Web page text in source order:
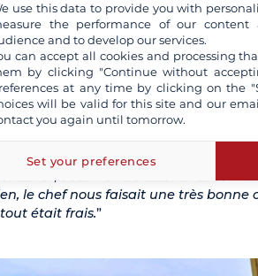
embarqué venait tout juste d’être
bateau était incroyable, il venait
que ce que j’imaginais ou que sur
belle."
à rendre cettecroisière en
espace extérieur où ils pouvaient
également l’
ambiance conviviale
et on s’est tous très bien
à lui, s’est montré attentif et
le chef nous faisait une très bonne
était frais.”
use this data to provide you with
the performance of our
and to develop our services.
can accept all cookies and processing
by clicking "Continue without
at any time by clicking on the
will be valid for this site and our
you again until tomorrow.
Set your preferences